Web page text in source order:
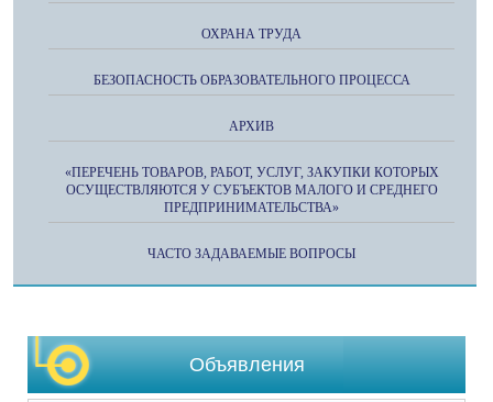
ОХРАНА ТРУДА
БЕЗОПАСНОСТЬ ОБРАЗОВАТЕЛЬНОГО ПРОЦЕССА
АРХИВ
«ПЕРЕЧЕНЬ ТОВАРОВ, РАБОТ, УСЛУГ, ЗАКУПКИ КОТОРЫХ
ОСУЩЕСТВЛЯЮТСЯ У СУБЪЕКТОВ МАЛОГО И СРЕДНЕГО
ПРЕДПРИНИМАТЕЛЬСТВА»
ЧАСТО ЗАДАВАЕМЫЕ ВОПРОСЫ
Объявления